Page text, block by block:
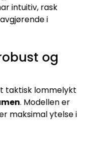
intuitiv, rask
i
og
taktisk lommelykt
. Modellen er
maksimal ytelse i